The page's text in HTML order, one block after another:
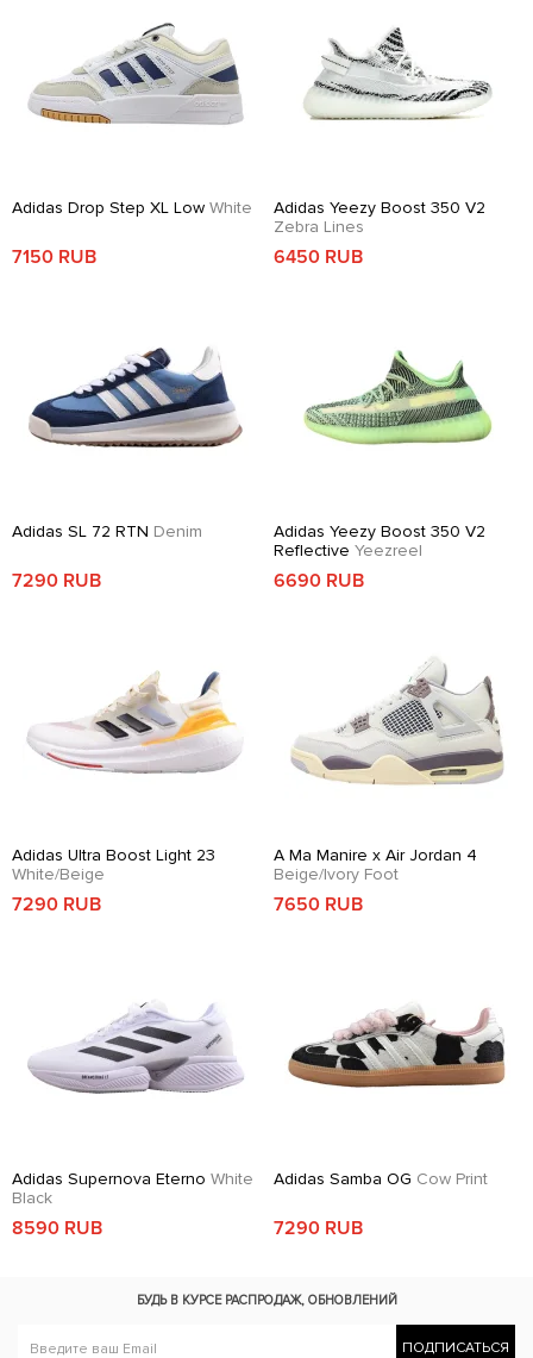
Adidas Drop Step XL Low White
7150 RUB
Adidas Yeezy Boost 350 V2
Zebra Lines
6450 RUB
Adidas SL 72 RTN Denim
7290 RUB
Adidas Yeezy Boost 350 V2
Reflective Yeezreel
6690 RUB
Adidas Ultra Boost Light 23
White/Beige
7290 RUB
A Ma Manire x Air Jordan 4
Beige/Ivory Foot
7650 RUB
Adidas Supernova Eterno White
Black
8590 RUB
Adidas Samba OG Cow Print
7290 RUB
БУДЬ В КУРСЕ РАСПРОДАЖ, ОБНОВЛЕНИЙ
ПОДПИСАТЬСЯ